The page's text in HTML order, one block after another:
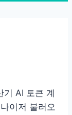
기 AI 토큰 계
이저 불러오